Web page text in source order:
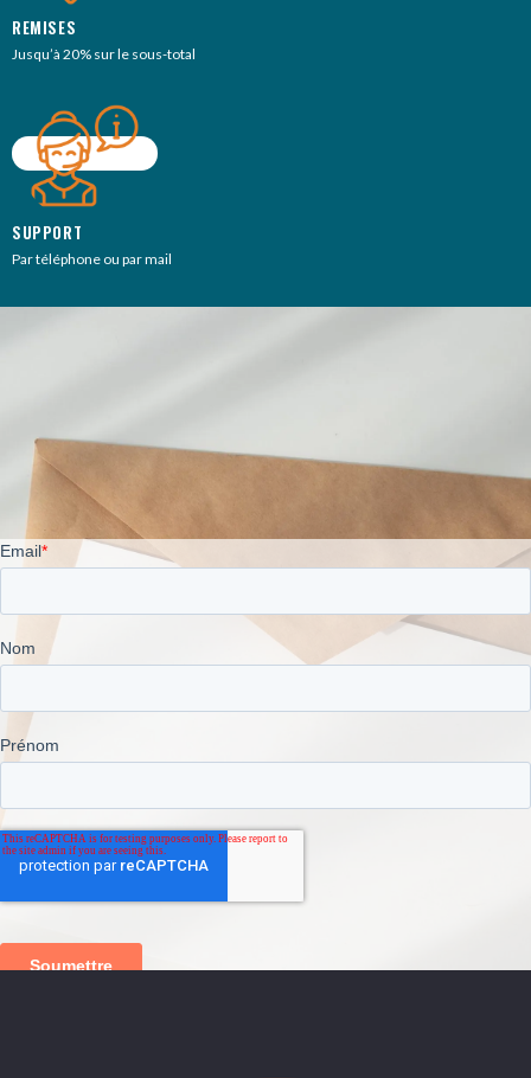
REMISES
Jusqu’à 20% sur le sous-total
SUPPORT
Par téléphone ou par mail